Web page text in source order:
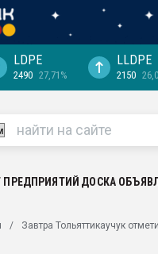
в.
LDPE
2490 27,71%
LLDPE
2150
ПРЕДПРИЯТИЙ ДОСКА
Завтра Тольяттикаучук